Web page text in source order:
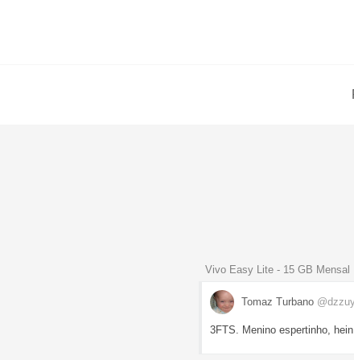
Vivo Easy Lite - 15 GB Mensal
Tomaz Turbano
3FTS. Menino espertinho,